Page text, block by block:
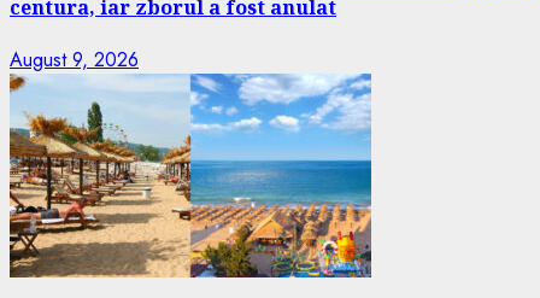
centura, iar zborul a fost anulat
August 9, 2026